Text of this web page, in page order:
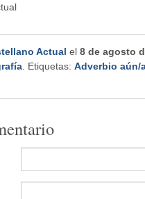
Actual el8 de agosto
. Etiquetas:Adverbio aún/